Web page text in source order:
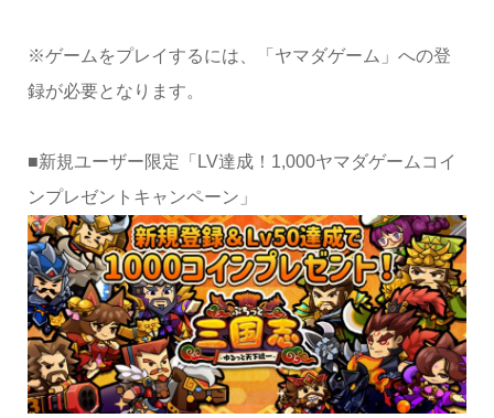
※ゲームをプレイするには、「ヤマダゲーム」への登
録が必要となります。
■新規ユーザー限定「LV達成！1,000ヤマダゲームコイ
ンプレゼントキャンペーン」